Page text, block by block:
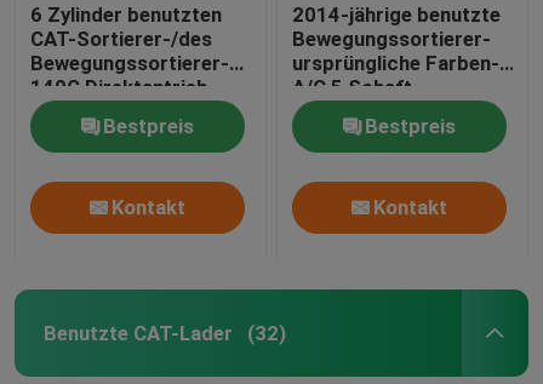
6 Zylinder benutzten
CAT-Sortierer-/des
Bewegungssortierer-
140G Direktantrieb-
Machtverschiebungs-
GetriebeBestpreis
Kontakt
2014-jährige benutzte
Bewegungssortierer-
ursprüngliche Farben-
A/C 5 Schaft-
Trennmaschine der
Katzen-140kBestpreis
Kontakt
Benutzte CAT-Lader (32)